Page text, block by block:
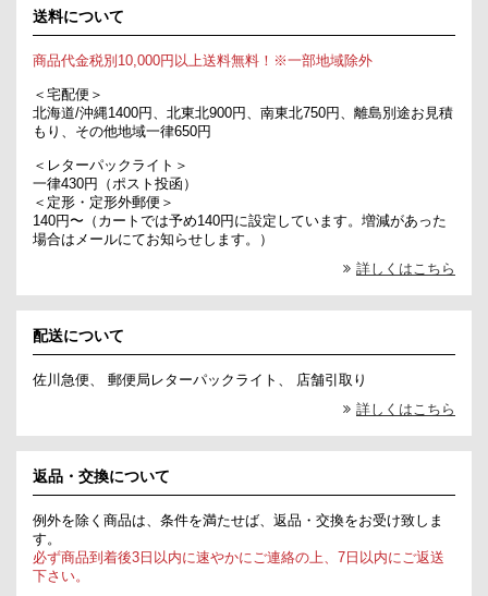
送料について
商品代金税別10,000円以上送料無料！※一部地域除外
＜宅配便＞
北海道/沖縄1400円、北東北900円、南東北750円、離島別途お見積
もり、その他地域一律650円
＜レターパックライト＞
一律430円（ポスト投函）
＜定形・定形外郵便＞
140円〜（カートでは予め140円に設定しています。増減があった
場合はメールにてお知らせします。）
詳しくはこちら
配送について
佐川急便、 郵便局レターパックライト、 店舗引取り
詳しくはこちら
返品・交換について
例外を除く商品は、条件を満たせば、返品・交換をお受け致しま
す。
必ず商品到着後3日以内に速やかにご連絡の上、7日以内にご返送
下さい。